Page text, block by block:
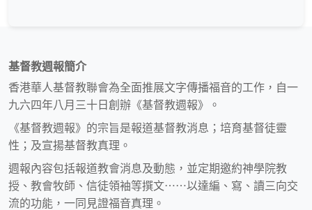
基督教週報簡介
香港華人基督教聯會為全面推展文字傳播福音的工作，自一
九六四年八月三十日創辦《基督教週報》。
《基督教週報》的宗旨是報道基督教消息；培育基督徒靈
性；及宣揚基督教真理。
週報內容包括報道教會消息及動態，並定期邀約神學院教
授、教會牧師、信徒領袖等撰文⋯⋯以達編、寫、讀三向交
流的功能，一同見證福音真理。